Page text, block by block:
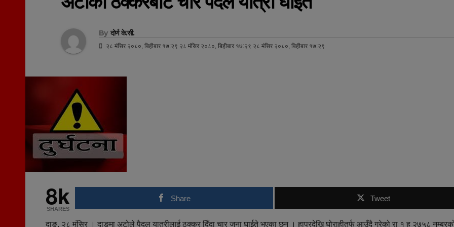
By दोर्ण के.सी.
२८ मंसिर २०८०, बिहीबार १७:२९ २८ मंसिर २०८०, बिहीबार १७:२९ २८ मंसिर २०८०, बिहीबार १७:२९
8k
SHARES
Share Tweet
दाङ, २८ मंसिर । दाङमा अटोले पैदल यात्रीलाई ठक्कर दिँदा चार जना घाईते भएका छन् । हापुरदेखि घोराहीतर्फ आउँदै गरेको रा १ ह २७५८